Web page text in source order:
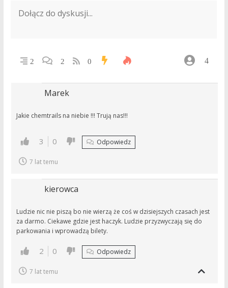
2 2 0 4
Marek
Jakie chemtrails na niebie !!! Trują nas!!!
3 0 Odpowiedz
7 lat temu
kierowca
Ludzie nic nie piszą bo nie wierzą że coś w dzisiejszych czasach jest
za darmo. Ciekawe gdzie jest haczyk. Ludzie przyzwyczają się do
parkowania i wprowadzą bilety.
2 0 Odpowiedz
7 lat temu